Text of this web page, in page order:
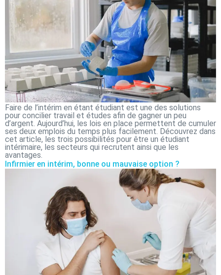
Faire de l’intérim en étant étudiant est une des solutions
pour concilier travail et études afin de gagner un peu
d’argent. Aujourd’hui, les lois en place permettent de cumuler
ses deux emplois du temps plus facilement. Découvrez dans
cet article, les trois possibilités pour être un étudiant
intérimaire, les secteurs qui recrutent ainsi que les
avantages.
Infirmier en intérim, bonne ou mauvaise option ?